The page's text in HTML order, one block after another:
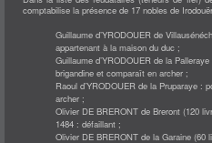
comptabilise la présence de 17 nobles de
Guillaume d’YRODOUER de
appartenant à la maison du duc ;
Guillaume d’YRODOUER de la
brigandine et comparaît en archer ;
Raoul d’YRODOUER de la Pruparaye :
archer ;
Olivier DE BRERONT de Breront (120
1484 : défaillant ;
Olivier DE BRERONT de la Garaine (60